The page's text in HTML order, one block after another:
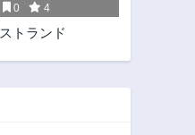
0 4
ストランド